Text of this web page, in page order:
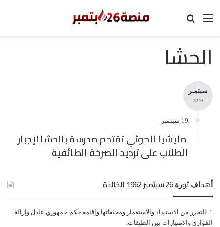
القائمة
الحشا
سبتمبر
- 2019 -
19 سبتمبر
مليشيا الحوثي تقتحم مدرسة بالحشا لإجبار
الطلاب على ترديد الصرخة الطائفية
ﺃﻫﺪﺍﻑ ﺛﻮﺭﺓ 26 ﺳﺒﺘﻤﺒﺮ 1962 الخالدة
ﺍﻟﺘﺤﺮﺭ ﻣﻦ ﺍﻻﺳﺘﺒﺪﺍﺩ ﻭﺍﻻﺳﺘﻌﻤﺎﺭ ﻭﻣﺨﻠﻔﺎﺗﻬﺎ ﻭﺇﻗﺎﻣﺔ ﺣﻜﻢ ﺟﻤﻬﻮﺭﻱ ﻋﺎﺩﻝ ﻭﺇﺯﺍﻟﺔ
ﺍﻟﻔﻮﺍﺭﻕ ﻭﺍﻻﻣﺘﻴﺎﺯﺍﺕ ﺑﻴﻦ ﺍﻟﻄﺒﻘﺎﺕ.